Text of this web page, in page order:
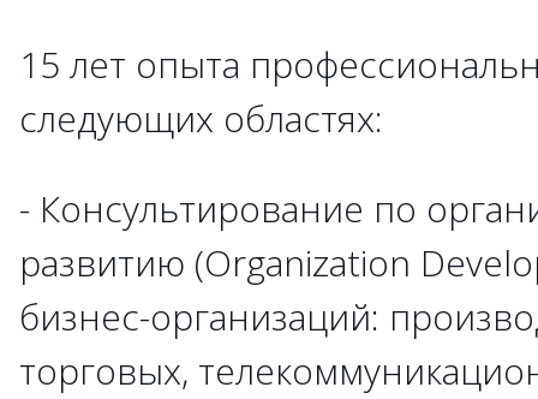
15 лет опыта
следующих областях:
- Консультирование по
развитию (Organization
бизнес-организаций:
торговых,